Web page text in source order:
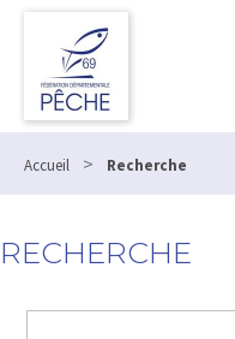
Accueil > Recherche
RECHERCHE